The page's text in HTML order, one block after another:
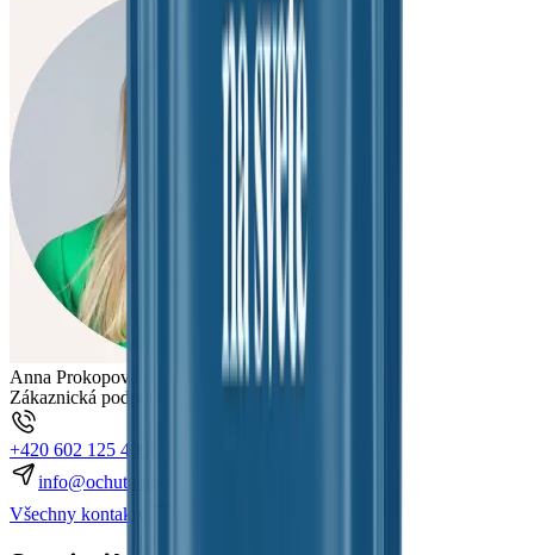
Anna Prokopová
Zákaznická podpora
+420 602 125 400
info@ochutnejorech.cz
Všechny kontakty